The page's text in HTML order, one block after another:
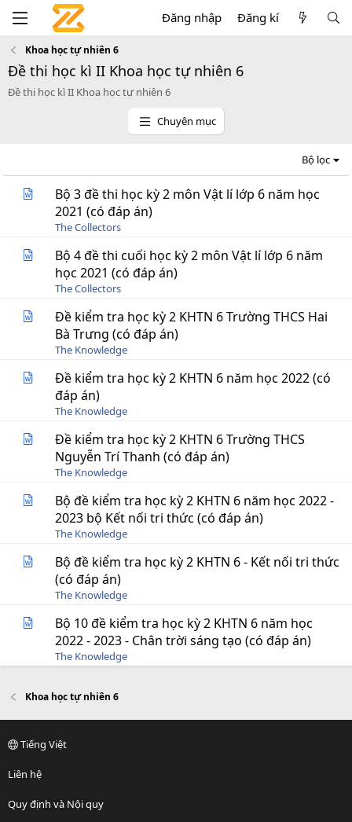
Đăng nhập Đăng kí
Khoa học tự nhiên 6
Đề thi học kì II Khoa học tự nhiên 6
Đề thi học kì II Khoa học tự nhiên 6
Chuyên mục
Bộ lọc
Bộ 3 đề thi học kỳ 2 môn Vật lí lớp 6 năm học
2021 (có đáp án)
The Collectors
Bộ 4 đề thi cuối học kỳ 2 môn Vật lí lớp 6 năm
học 2021 (có đáp án)
The Collectors
Đề kiểm tra học kỳ 2 KHTN 6 Trường THCS Hai
Bà Trưng (có đáp án)
The Knowledge
Đề kiểm tra học kỳ 2 KHTN 6 năm học 2022 (có
đáp án)
The Knowledge
Đề kiểm tra học kỳ 2 KHTN 6 Trường THCS
Nguyễn Trí Thanh (có đáp án)
The Knowledge
Bộ đề kiểm tra học kỳ 2 KHTN 6 năm học 2022 -
2023 bộ Kết nối tri thức (có đáp án)
The Knowledge
Bộ đề kiểm tra học kỳ 2 KHTN 6 - Kết nối tri thức
(có đáp án)
The Knowledge
Bộ 10 đề kiểm tra học kỳ 2 KHTN 6 năm học
2022 - 2023 - Chân trời sáng tạo (có đáp án)
The Knowledge
Khoa học tự nhiên 6
Tiếng Việt
Liên hệ
Quy định và Nội quy